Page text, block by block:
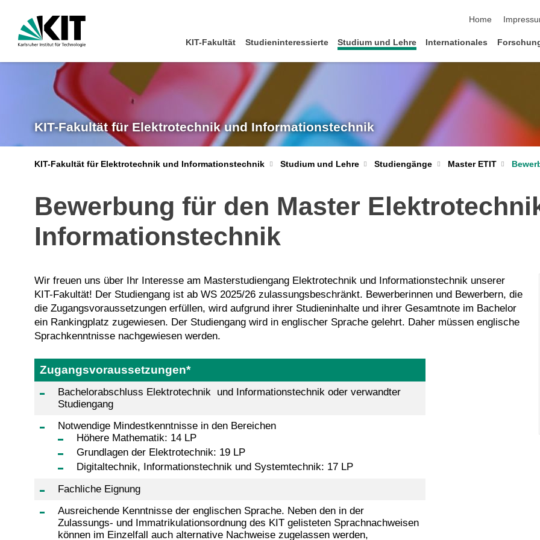
Home
KIT-Fakultät Studieninteressierte Studium und Lehre Internationales
KIT-Fakultät für Elektrotechnik und Informationstechnik
KIT-Fakultät für Elektrotechnik und Informationstechnik Studium und Lehre Studiengänge Master ETIT
Bewerbung für den Master
Informationstechnik
Wir freuen uns über Ihr Interesse am Masterstudiengang Elektrotechnik und Informationstechnik unserer
KIT-Fakultät! Der Studiengang ist ab WS 2025/26 zulassungsbeschränkt. Bewerberinnen und Bewerbern, die
die Zugangsvoraussetzungen erfüllen, wird aufgrund ihrer Studieninhalte und ihrer Gesamtnote im Bachelor
ein Rankingplatz zugewiesen. Der Studiengang wird in englischer Sprache gelehrt. Daher müssen englische
Sprachkenntnisse nachgewiesen werden.
Zugangsvoraussetzungen*
Bachelorabschluss Elektrotechnik und Informationstechnik oder verwandter
Studiengang
Notwendige Mindestkenntnisse in den Bereichen
Höhere Mathematik: 14 LP
Grundlagen der Elektrotechnik: 19 LP
Digitaltechnik, Informationstechnik und Systemtechnik: 17 LP
Fachliche Eignung
Ausreichende Kenntnisse der englischen Sprache. Neben den in der
Zulassungs- und Immatrikulationsordnung des KIT gelisteten Sprachnachweisen
können im Einzelfall auch alternative Nachweise zugelassen werden,